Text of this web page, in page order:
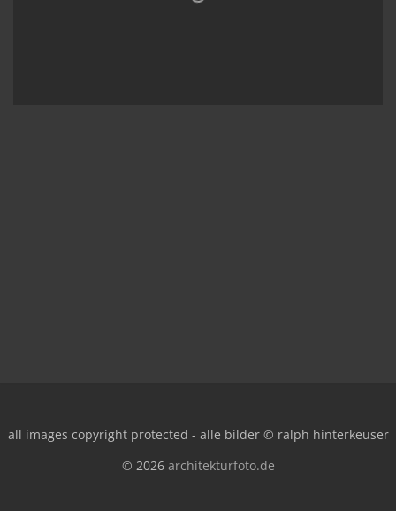
all images copyright protected - alle bilder © ralph hinterkeuser
© 2026 architekturfoto.de